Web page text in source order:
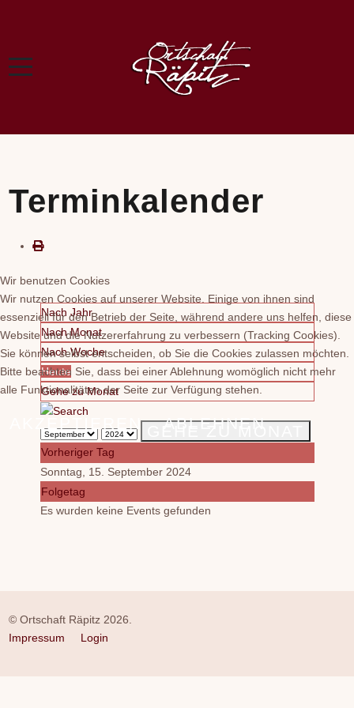
Terminkalender
Nach Jahr
Nach Monat
Nach Woche
Heute
Gehe zu Monat
Vorheriger Tag
Sonntag, 15. September 2024
Folgetag
Es wurden keine Events gefunden
© Ortschaft Räpitz 2026.
Impressum
Login
Wir benutzen Cookies
Wir nutzen Cookies auf unserer Website. Einige von ihnen sind
essenziell für den Betrieb der Seite, während andere uns helfen, diese
Website und die Nutzererfahrung zu verbessern (Tracking Cookies).
Sie können selbst entscheiden, ob Sie die Cookies zulassen möchten.
Bitte beachten Sie, dass bei einer Ablehnung womöglich nicht mehr
alle Funktionalitäten der Seite zur Verfügung stehen.
AKZEPTIEREN ABLEHNEN